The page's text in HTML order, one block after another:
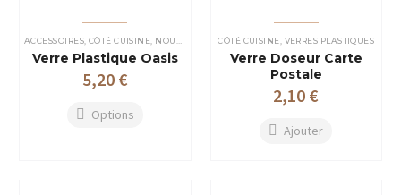
ACCESSOIRES, CÔTÉ CUISINE NOUVEAUTÉ VERRES PLASTIQUES
Verre Plastique Oasis
5,20 €
Options
CÔTÉ CUISINE VERRES PLASTIQUES
Verre Doseur Carte
Postale
2,10 €
Ajouter